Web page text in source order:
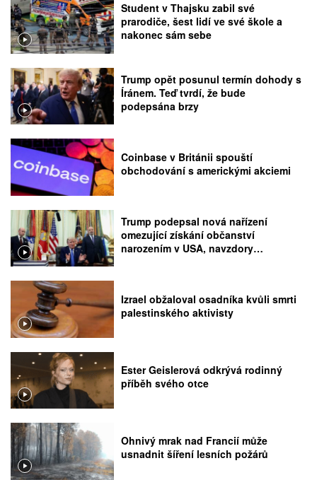
Student v Thajsku zabil své
prarodiče, šest lidí ve své škole a
nakonec sám sebe
Trump opět posunul termín dohody s
Íránem. Teď tvrdí, že bude
podepsána brzy
Coinbase v Británii spouští
obchodování s americkými akciemi
Trump podepsal nová nařízení
omezující získání občanství
narozením v USA, navzdory
Izrael obžaloval osadníka kvůli smrti
palestinského aktivisty
Ester Geislerová odkrývá rodinný
příběh svého otce
Ohnivý mrak nad Francií může
usnadnit šíření lesních požárů